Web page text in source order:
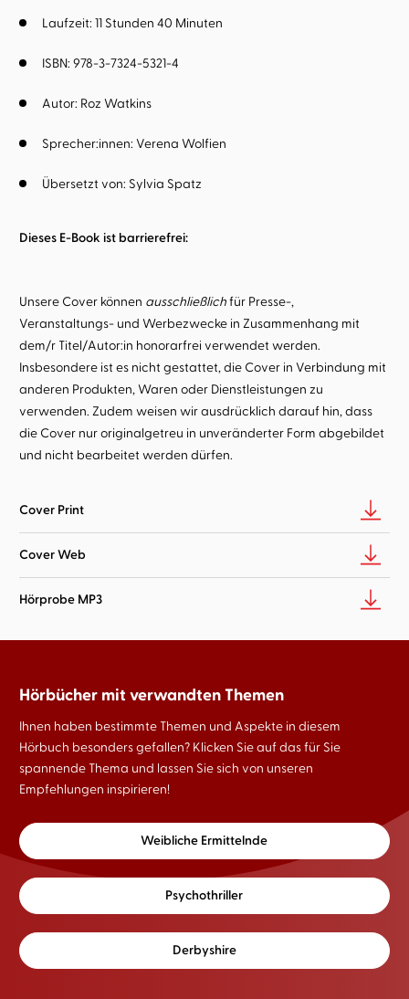
Übersetzt von: Sylvia Spatz
Laufzeit: 11 Stunden 40 Minuten
ISBN: 978-3-7324-5321-4
Autor: Roz Watkins
Sprecher:innen: Verena Wolfien
Dieses E-Book ist barrierefrei:
Unsere Cover können ausschließlichfür Presse-,
Veranstaltungs- und Werbezwecke in Zusammenhang mit
dem/r Titel/Autor:in honorarfrei verwendet werden.
Insbesondere ist es nicht gestattet, die Cover in Verbindung mit
anderen Produkten, Waren oder Dienstleistungen zu
verwenden. Zudem weisen wir ausdrücklich darauf hin, dass
die Cover nur originalgetreu in unveränderter Form abgebildet
und nicht bearbeitet werden dürfen.
Cover Print
Cover Web
Hörprobe MP3
Hörbücher mit verwandten Themen
Ihnen haben bestimmte Themen und Aspekte in diesem
Hörbuch besonders gefallen? Klicken Sie auf das für Sie
spannende Thema und lassen Sie sich von unseren
Empfehlungen inspirieren!
Weibliche Ermittelnde
Psychothriller
Derbyshire